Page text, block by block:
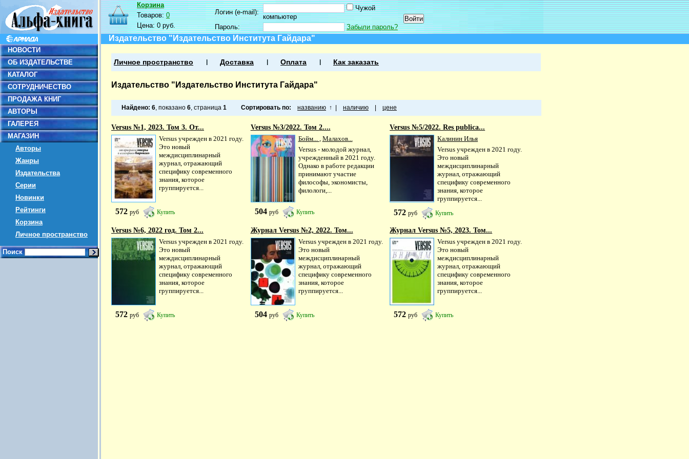
НОВОСТИ
ОБ ИЗДАТЕЛЬСТВЕ
КАТАЛОГ
СОТРУДНИЧЕСТВО
ПРОДАЖА КНИГ
АВТОРЫ
ГАЛЕРЕЯ
МАГАЗИН
Авторы
Жанры
Издательства
Серии
Новинки
Рейтинги
Корзина
Личное пространство
Поиск
Корзина
Товаров:0
Цена:0 руб.
Логин (e-mail):
Чужой
компьютер
Пароль:
Забыли пароль?
Издательство "Издательство Института Гайдара"
Личное пространство Доставка Оплата Как заказать
Издательство "Издательство Института Гайдара"
Найдено: 6, показано 6, страница 1 Сортировать по: названию ↑ наличию цене
Versus №1, 2023. Том 3. От...
Versus учрежден в 2021 году.
Это новый
междисциплинарный
журнал, отражающий
специфику современного
знания, которое
группируется...
572 руб Купить
Versus №3/2022. Том 2....
Бойм... , Малахов...
Versus - молодой журнал,
учрежденный в 2021 году.
Однако в работе редакции
принимают участие
философы, экономисты,
филологи,...
504 руб Купить
Versus №5/2022. Res publica...
Калинин Илья
Versus учрежден в 2021 году.
Это новый
междисциплинарный
журнал, отражающий
специфику современного
знания, которое
группируется...
572руб Купить
Versus №6, 2022 год. Том 2...
Versus учрежден в 2021 году.
Это новый
междисциплинарный
журнал, отражающий
специфику современного
знания, которое
группируется...
572 руб Купить
Журнал Versus №2, 2022. Том...
Versus учрежден в 2021 году.
Это новый
междисциплинарный
журнал, отражающий
специфику современного
знания, которое
группируется...
504 руб Купить
Журнал Versus №5, 2023. Том...
Versus учрежден в 2021 году.
Это новый
междисциплинарный
журнал, отражающий
специфику современного
знания, которое
группируется...
572руб Купить